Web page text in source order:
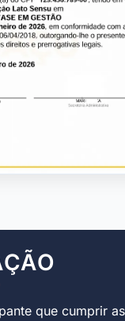
que cumprir as